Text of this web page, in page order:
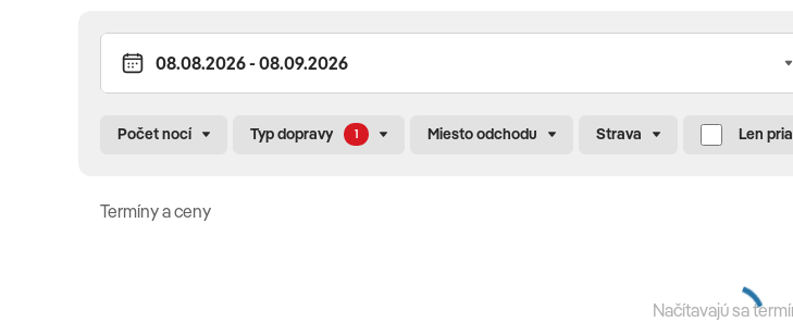
Pre deti
reštaurácii • detská postieľka (za poplatok)
Celková cena zahŕňa
poplatky (letiskové poplatky, bezpečnostná taxa, iné poplatky súvisiace s vykonaním leteckej
Počet nocí Typ dopravy 1 Miesto odchodu Strava Len
Termíny a ceny
Načítavajú sa